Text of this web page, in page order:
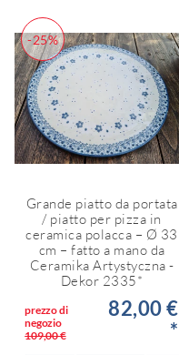
-25%
Grande piatto da portata
/ piatto per pizza in
ceramica polacca – Ø 33
cm – fatto a mano da
Ceramika Artystyczna -
Dekor 2335*
prezzo di
negozio
109,00 €
82,00 €
*